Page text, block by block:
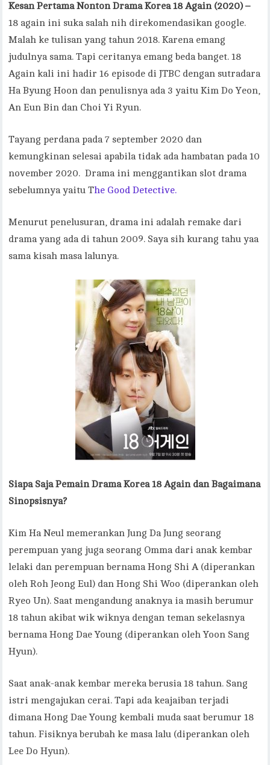
Kesan Pertama Nonton Drama Korea 18 Again (2020) –
18 again ini suka salah nih direkomendasikan google.
Malah ke tulisan yang tahun 2018. Karena emang
judulnya sama. Tapi ceritanya emang beda banget. 18
Again kali ini hadir 16 episode di JTBC dengan sutradara
Ha Byung Hoon dan penulisnya ada 3 yaitu Kim Do Yeon,
An Eun Bin dan Choi Yi Ryun.
Tayang perdana pada 7 september 2020 dan
kemungkinan selesai apabila tidak ada hambatan pada 10
november 2020. Drama ini menggantikan slot drama
sebelumnya yaitu The Good Detective.
Menurut penelusuran, drama ini adalah remake dari
drama yang ada di tahun 2009. Saya sih kurang tahu yaa
sama kisah masa lalunya.
Siapa Saja Pemain Drama Korea 18 Again dan Bagaimana
Sinopsisnya?
Kim Ha Neul memerankan Jung Da Jung seorang
perempuan yang juga seorang Omma dari anak kembar
lelaki dan perempuan bernama Hong Shi A (diperankan
oleh Roh Jeong Eul) dan Hong Shi Woo (diperankan oleh
Ryeo Un). Saat mengandung anaknya ia masih berumur
18 tahun akibat wik wiknya dengan teman sekelasnya
bernama Hong Dae Young (diperankan oleh Yoon Sang
Hyun).
Saat anak-anak kembar mereka berusia 18 tahun. Sang
istri mengajukan cerai. Tapi ada keajaiban terjadi
dimana Hong Dae Young kembali muda saat berumur 18
tahun. Fisiknya berubah ke masa lalu (diperankan oleh
Lee Do Hyun).